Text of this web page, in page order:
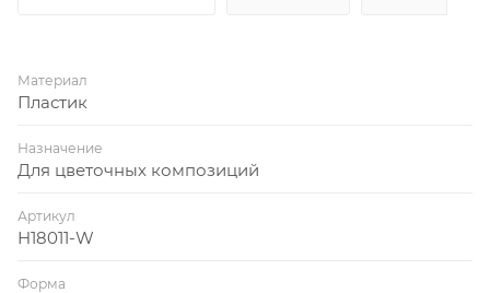
Материал
Пластик
Назначение
Для цветочных композиций
Артикул
H18011-W
Форма